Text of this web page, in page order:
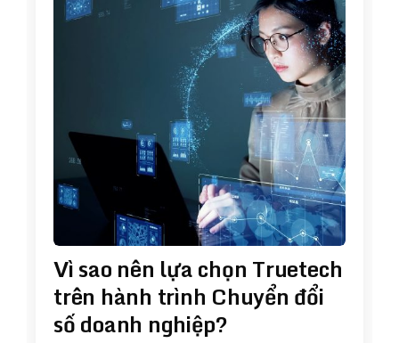
Vì sao nên lựa chọn Truetech
trên hành trình Chuyển đổi
số doanh nghiệp?